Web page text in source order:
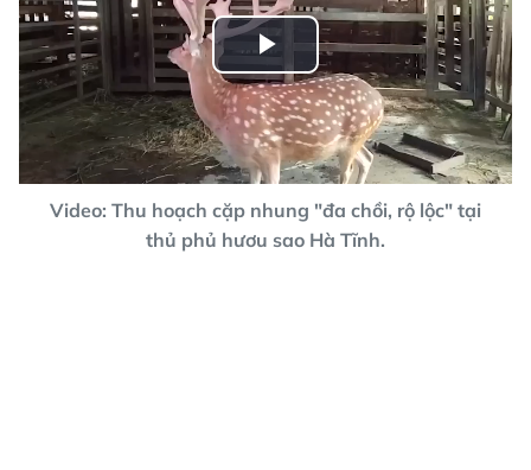
Play
Video
Video: Thu hoạch cặp nhung "đa chồi, rộ lộc" tại
thủ phủ hươu sao Hà Tĩnh.